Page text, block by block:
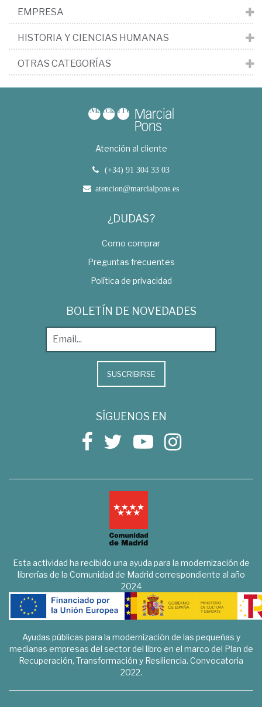
EMPRESA
HISTORIA Y CIENCIAS HUMANAS
OTRAS CATEGORÍAS
Atención al cliente
(+34) 91 304 33 03
atencion@marcialpons.es
¿DUDAS?
Como comprar
Preguntas frecuentes
Política de privacidad
BOLETÍN DE NOVEDADES
SUSCRIBIRSE
SÍGUENOS EN
Esta actividad ha recibido una ayuda para la modernización de
librerías de la Comunidad de Madrid correspondiente al año
2024
Ayudas públicas para la modernización de las pequeñas y
medianas empresas del sector del libro en el marco del Plan de
Recuperación, Transformación y Resiliencia. Convocatoria
2022.